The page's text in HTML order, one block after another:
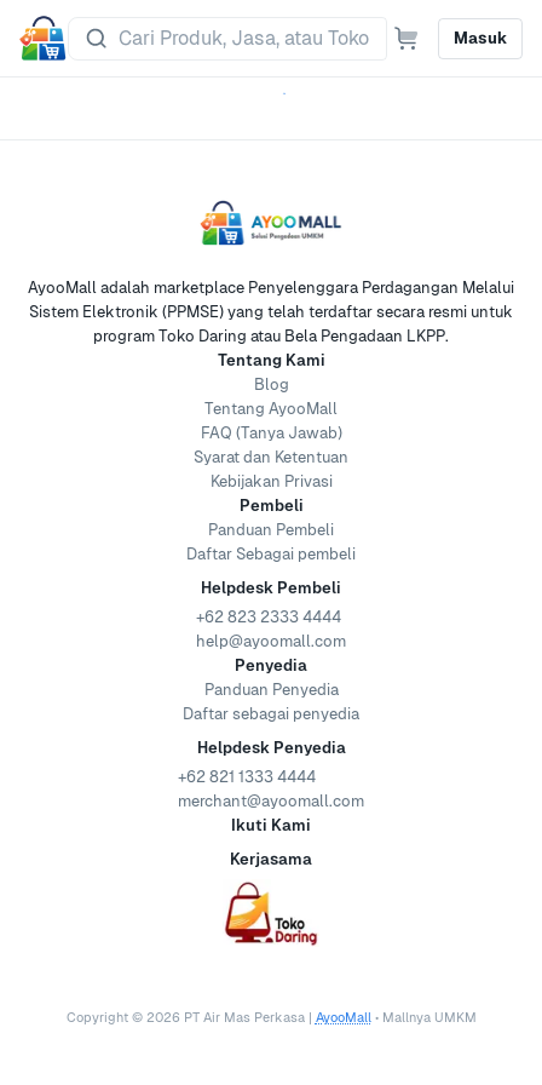
Masuk
AyooMall adalah marketplace Penyelenggara Perdagangan Melalui
Sistem Elektronik (PPMSE) yang telah terdaftar secara resmi untuk
program Toko Daring atau Bela Pengadaan LKPP.
Tentang Kami
Blog
Tentang AyooMall
FAQ (Tanya Jawab)
Syarat dan Ketentuan
Kebijakan Privasi
Pembeli
Panduan Pembeli
Daftar Sebagai pembeli
Helpdesk Pembeli
+62 823 2333 4444
help@ayoomall.com
Penyedia
Panduan Penyedia
Daftar sebagai penyedia
Helpdesk Penyedia
+62 821 1333 4444
merchant@ayoomall.com
Ikuti Kami
Kerjasama
Copyright © 2026 PT Air Mas Perkasa | AyooMall • Mallnya UMKM